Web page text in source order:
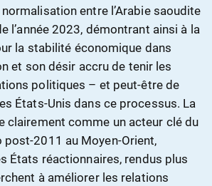
entre l’Arabie saoudite
l’année 2023, démontrant ainsi à la
la stabilité économique dans
et son désir accru de tenir les
politiques – et peut-être de
États-Unis dans ce processus. La
clairement comme un acteur clé du
post-2011 au Moyen-Orient,
États réactionnaires, rendus plus
à améliorer les relations